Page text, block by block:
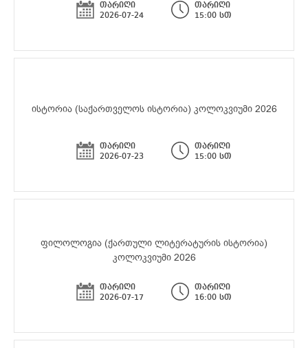
თარიღი
2026-07-24
თარიღი
15:00 სთ
ისტორია (საქართველოს ისტორია) კოლოკვიუმი 2026
თარიღი
2026-07-23
თარიღი
15:00 სთ
ფილოლოგია (ქართული ლიტერატურის ისტორია)
კოლოკვიუმი 2026
თარიღი
2026-07-17
თარიღი
16:00 სთ